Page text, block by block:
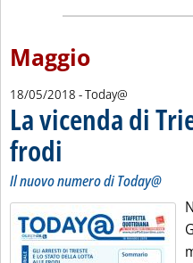
Maggio
18/05/2018 - Today@
La vicenda di
frodi
Il nuovo numero di Today@